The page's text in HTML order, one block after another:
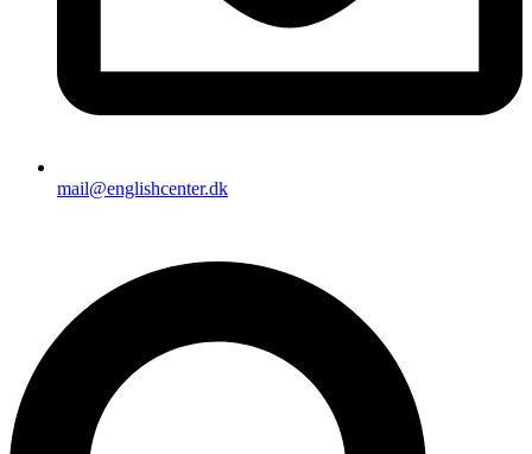
mail@englishcenter.dk